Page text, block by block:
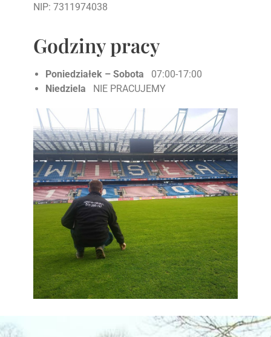
NIP: 7311974038
Godziny pracy
Poniedziałek – Sobota
07:00-17:00
Niedziela NIE PRACUJEMY